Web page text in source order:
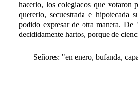
hacerlo, los colegiados que votaron
quererlo, secuestrada e hipotecada
podido expresar de otra manera. De
decididamente hartos, porque de
Señores: "en enero, bufanda,